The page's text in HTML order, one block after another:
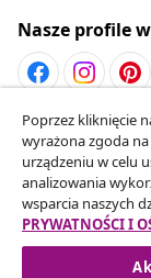
Nasze profile
Odstąpienie
Złóż wniosek
Twojego
Poprzez kliknięcie
wyrażona zgoda
urządzeniu w celu
analizowania
wsparcia naszych
PRYWATNOŚCI I